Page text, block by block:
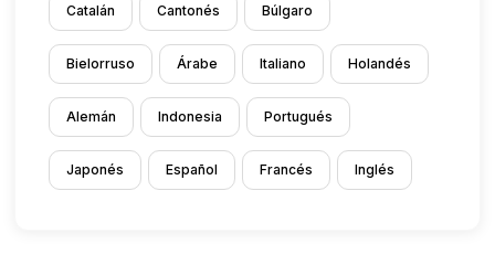
Catalán Cantonés Búlgaro
Bielorruso Árabe Italiano Holandés
Alemán Indonesia Portugués
Japonés Español Francés Inglés